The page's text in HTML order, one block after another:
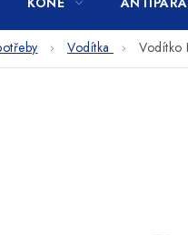
Vodítka Vodítko